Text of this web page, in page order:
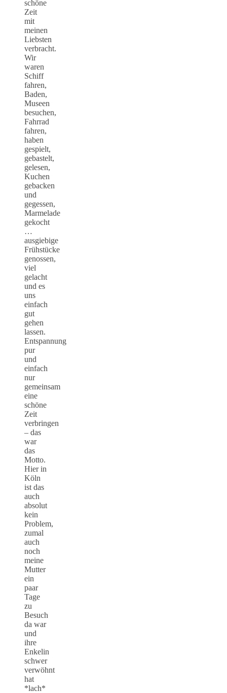
schöne
Zeit
mit
meinen
Liebsten
verbracht.
Wir
waren
Schiff
fahren,
Baden,
Museen
besuchen,
Fahrrad
fahren,
haben
gespielt,
gebastelt,
gelesen,
Kuchen
gebacken
und
gegessen,
Marmelade
gekocht
…
ausgiebige
Frühstücke
genossen,
viel
gelacht
und es
uns
einfach
gut
gehen
lassen.
Entspannung
pur
und
einfach
nur
gemeinsam
eine
schöne
Zeit
verbringen
– das
war
das
Motto.
Hier in
Köln
ist das
auch
absolut
kein
Problem,
zumal
auch
noch
meine
Mutter
ein
paar
Tage
zu
Besuch
da war
und
ihre
Enkelin
schwer
verwöhnt
hat
*lach*